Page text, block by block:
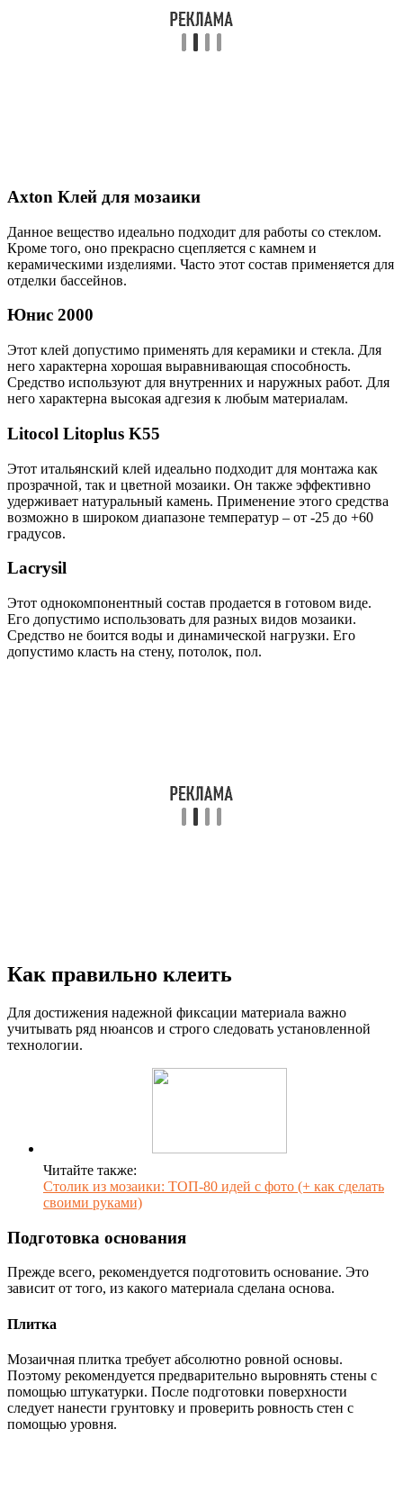
Axton Клей для мозаики
Данное вещество идеально подходит для работы со стеклом.
Кроме того, оно прекрасно сцепляется с камнем и
керамическими изделиями. Часто этот состав применяется для
отделки бассейнов.
Юнис 2000
Этот клей допустимо применять для керамики и стекла. Для
него характерна хорошая выравнивающая способность.
Средство используют для внутренних и наружных работ. Для
него характерна высокая адгезия к любым материалам.
Litocol Litoplus K55
Этот итальянский клей идеально подходит для монтажа как
прозрачной, так и цветной мозаики. Он также эффективно
удерживает натуральный камень. Применение этого средства
возможно в широком диапазоне температур – от -25 до +60
градусов.
Lacrysil
Этот однокомпонентный состав продается в готовом виде.
Его допустимо использовать для разных видов мозаики.
Средство не боится воды и динамической нагрузки. Его
допустимо класть на стену, потолок, пол.
Как правильно клеить
Для достижения надежной фиксации материала важно
учитывать ряд нюансов и строго следовать установленной
технологии.
Читайте также:
Столик из мозаики: ТОП-80 идей с фото (+ как сделать
своими руками)
Подготовка основания
Прежде всего, рекомендуется подготовить основание. Это
зависит от того, из какого материала сделана основа.
Плитка
Мозаичная плитка требует абсолютно ровной основы.
Поэтому рекомендуется предварительно выровнять стены с
помощью штукатурки. После подготовки поверхности
следует нанести грунтовку и проверить ровность стен с
помощью уровня.